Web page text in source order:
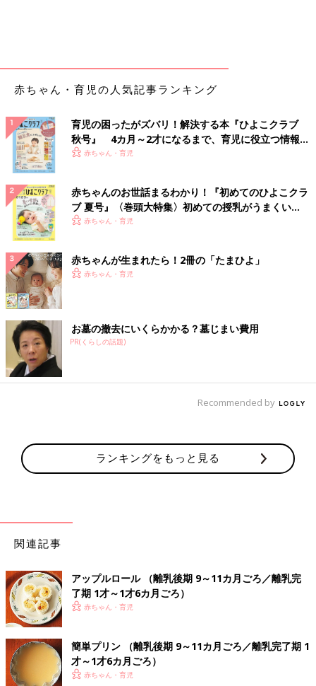
う。
が目安
かつおは、脂質が多く、加熱するとかたくなりやすいので、離乳
中期（7～8カ月ごろ）の後半になって、ほかの魚に慣れてから食
べさせましょう。血合いは離乳食で積極的にとりたい鉄を多く含
んでいますが、苦みを感じるので、食べ始めのころは少し取り除
いたほうが食べやすいでしょう。離乳時期に合わせたサイズにし
てから食べさせて。
「さんま」は消化不良を起こすことも。食べさせるのは後
期の後半から
さんまは青魚の中でも脂質が多めなので消化がしにくく、離乳後
期に入ってほかの青魚に慣れた後に食べさせましょう。脳を活性
化するDHAや鉄を多く含むので、とくに
食べさせることをおすすめします。
魚]の月齢別かたさ大きさ目安＆OK・NG
ク質、白身魚のかたさや大きさの目安を、管理
栄養士の太田百合子先生に伺って作成しまし
た。ほかの魚などの、食べさせてもいいもの・
スーパーなどで通年買うこともできますが、旬の時期は積極的に
る食物繊維もたっぷり。ただ、まだ消化の力が未発達な小さな子
には、負担になりやすいので食べさせるときには気をつけましょ
う。きのこ類は大人の料理では水洗いをしないで使いますが、離
乳食に使う場合には、直前に流水で洗うか、ぬらしたペーパータ
食物繊維が豊富な「生しいたけ」ですが、離乳後期に入っ
て１カ月ぐらいたってから
赤ちゃん・育児の人気記事ランキング
育児の困ったがズバリ！解決する本『ひよこクラブ
秋号』 4カ月～2才になるまで、育児に役立つ情報が
いっぱい！
赤ちゃん・育児
赤ちゃんのお世話まるわかり！『初めてのひよこクラ
ブ 夏号』〈巻頭大特集〉初めての授乳がうまくい
く！ おっぱい・ミルクの基本と夏のトラブル 解決テ
赤ちゃん・育児
赤ちゃんが生まれたら！2冊の「たまひよ」
赤ちゃん・育児
お墓の撤去にいくらかかる？墓じまい費用
PR(くらしの話題)
Recommended by
ランキングをもっと見る
関連記事
アップルロール （離乳後期 9～11カ月ごろ／離乳完
了期 1才～1才6カ月ごろ）
赤ちゃん・育児
簡単プリン （離乳後期 9～11カ月ごろ／離乳完了期 1
才～1才6カ月ごろ）
赤ちゃん・育児